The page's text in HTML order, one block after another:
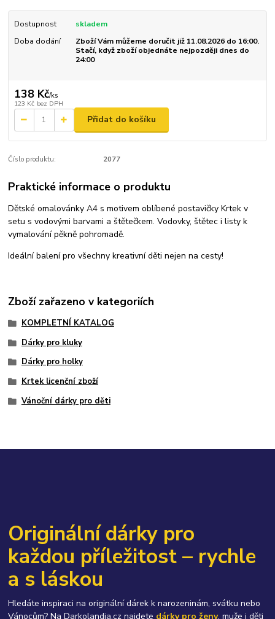
Dostupnost
skladem
Doba dodání
Zboží Vám můžeme doručit již 11.08.2026 do 16:00.
Stačí, když zboží objednáte nejpozději dnes do
24:00
138 Kč/ks
123 Kč bez DPH
Přidat do košíku
Číslo produktu: 2077
Praktické informace o produktu
Dětské omalovánky A4 s motivem oblíbené postavičky Krtek v
setu s vodovými barvami a štětečkem. Vodovky, štětec i listy k
vymalování pěkně pohromadě.
Ideální balení pro všechny kreativní děti nejen na cesty!
Zboží zařazeno v kategoriích
KOMPLETNÍ KATALOG
Dárky pro kluky
Dárky pro holky
Krtek licenční zboží
Vánoční dárky pro děti
Originální dárky pro
každou příležitost – rychle
a s láskou
Hledáte inspiraci na originální dárek k narozeninám, svátku nebo
Vánocům? Na Darkolandia.cz najdete dárky pro ženy, muže i děti